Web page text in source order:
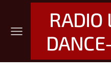
RADIO